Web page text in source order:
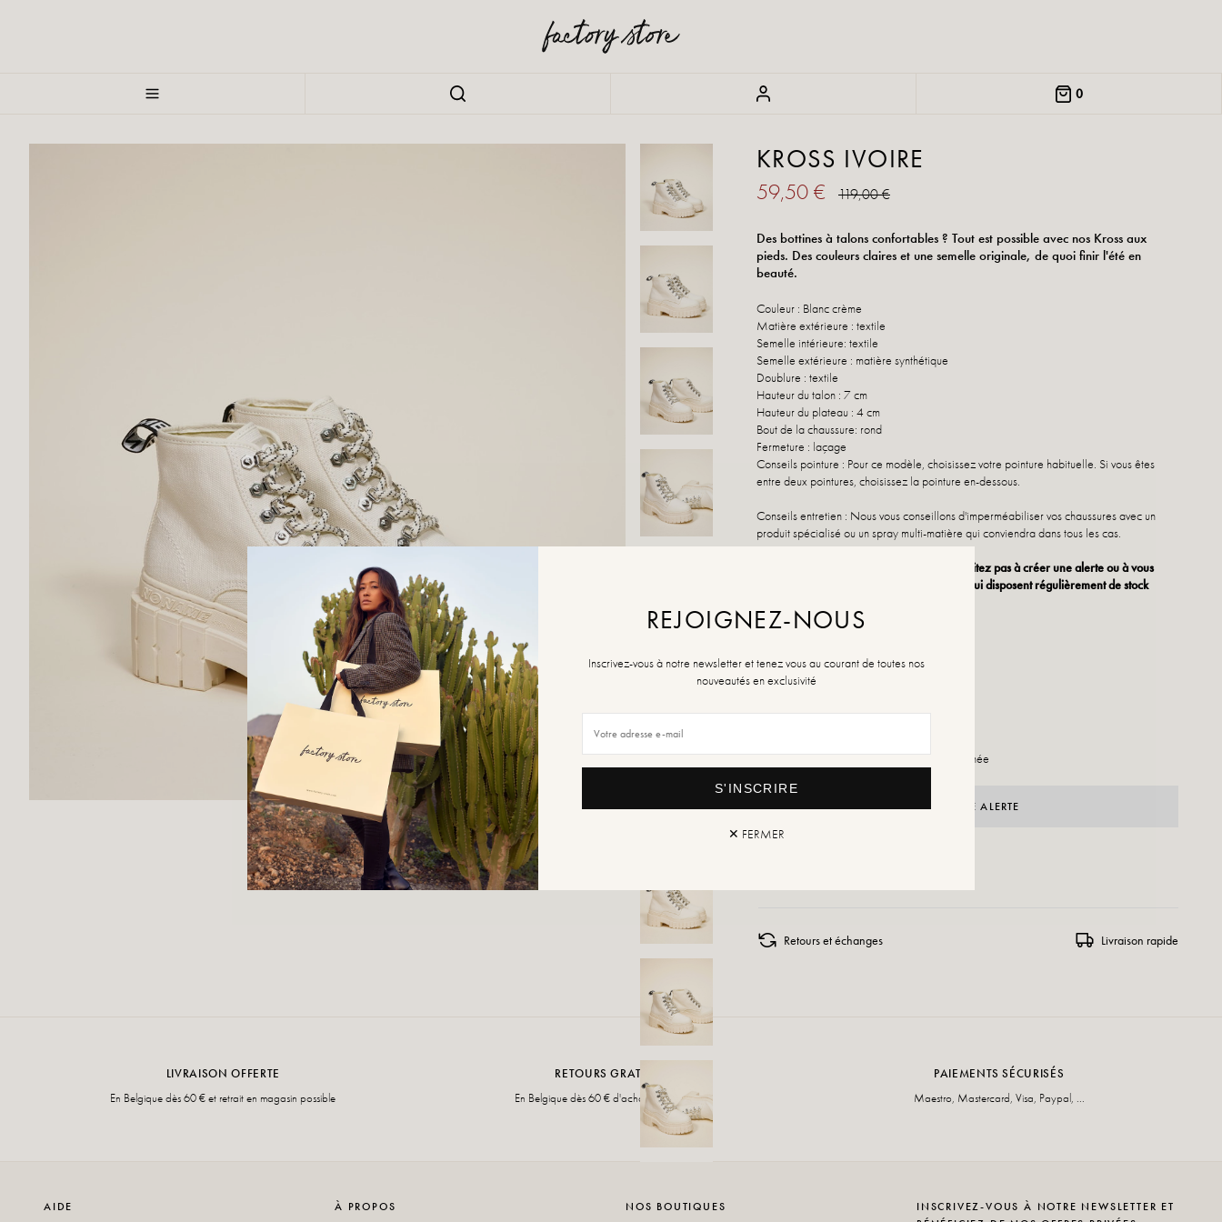
0
KROSS IVOIRE
59,50 € 119,00 €
Des bottines à talons confortables ? Tout est possible avec nos Kross aux
pieds. Des couleurs claires et une semelle originale, de quoi finir l'été en
beauté.
Couleur : Blanc crème
Matière extérieure : textile
Semelle intérieure: textile
Semelle extérieure : matière synthétique
Doublure : textile
Hauteur du talon : 7 cm
Hauteur du plateau : 4 cm
Bout de la chaussure: rond
Fermeture : laçage
Conseils pointure : Pour ce modèle, choisissez votre pointure habituelle. Si vous êtes
entre deux pointures, choisissez la pointure en-dessous.
Conseils entretien : Nous vous conseillons d'imperméabiliser vos chaussures avec un
produit spécialisé ou un spray multi-matière qui conviendra dans tous les cas.
Si votre pointure n'est plus disponible, n'hésitez pas à créer une alerte ou à vous
rendre dans nos différents points de vente qui disposent régulièrement de stock
39
En rupture de stock pour la pointure sélectionnée
CRÉER UNE ALERTE
Retours et échanges Livraison rapide
LIVRAISON OFFERTE
En Belgique dès 60 € et retrait en magasin possible
RETOURS GRATUITS
En Belgique dès 60 € d'achat non retourné
PAIEMENTS SÉCURISÉS
Maestro, Mastercard, Visa, Paypal, ...
AIDE À PROPOS NOS BOUTIQUES
INSCRIVEZ-VOUS À NOTRE NEWSLETTER ET
REJOIGNEZ-NOUS
Inscrivez-vous à notre newsletter et tenez vous au courant de toutes nos
nouveautés en exclusivité
S'INSCRIRE
✕ FERMER